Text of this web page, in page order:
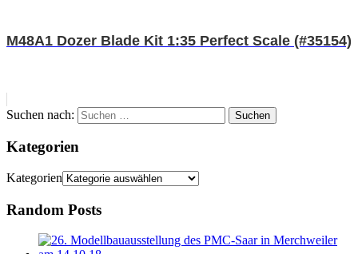
M48A1 Dozer Blade Kit 1:35 Perfect Scale (#35154)
Suchen nach: Suchen
Kategorien
Kategorien
Random Posts